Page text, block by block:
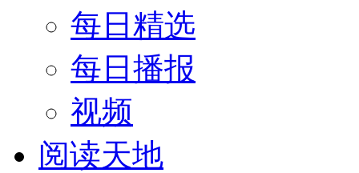
每日精选
每日播报
视频
阅读天地